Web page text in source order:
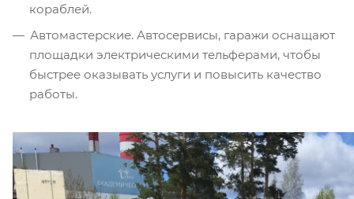
кораблей.
Автомастерские. Автосервисы, гаражи оснащают
площадки электрическими тельферами, чтобы
быстрее оказывать услуги и повысить качество
работы.